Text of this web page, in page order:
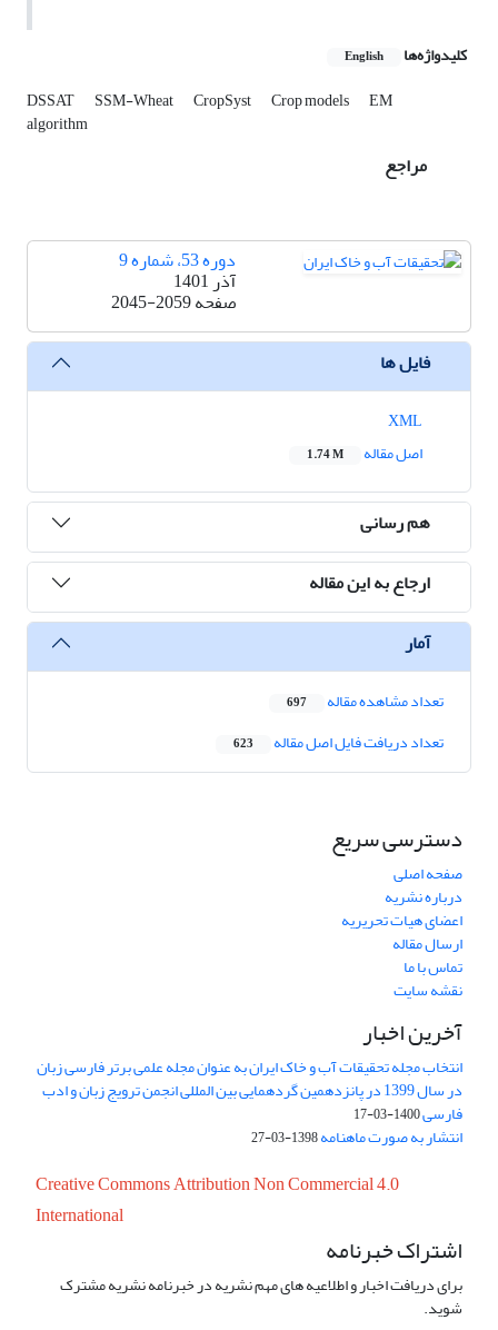
کلیدواژه‌ها English
DSSAT SSM-Wheat CropSyst Crop models EM
algorithm
مراجع
دوره 53، شماره 9
آذر 1401
صفحه2045-2059
فایل ها
اصل مقاله
1.74 M
هم رسانی
ارجاع به این مقاله
آمار
تعداد مشاهده مقاله 697
تعداد دریافت فایل اصل مقاله 623
دسترسی سریع
صفحه اصلی
درباره نشریه
اعضای هیات تحریریه
ارسال مقاله
تماس با ما
نقشه سایت
آخرین اخبار
انتخاب مجله تحقیقات آب و خاک ایران به عنوان مجله علمی برتر فارسی زبان
در سال 1399 در پانزدهمین گردهمایی بین المللی انجمن ترویج زبان و ادب
فارسی1400-03-17
انتشار به صورت ماهنامه1398-03-27
Creative Commons Attribution Non Commercial 4.0
International
اشتراک خبرنامه
برای دریافت اخبار و اطلاعیه های مهم نشریه در خبرنامه نشریه مشترک
شوید.